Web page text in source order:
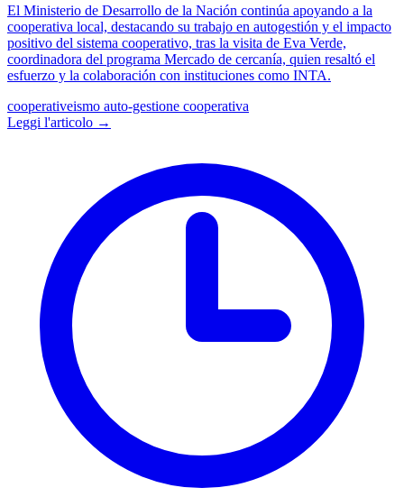
El Ministerio de Desarrollo de la Nación continúa apoyando a la
cooperativa local, destacando su trabajo en autogestión y el impacto
positivo del sistema cooperativo, tras la visita de Eva Verde,
coordinadora del programa Mercado de cercanía, quien resaltó el
esfuerzo y la colaboración con instituciones como INTA.
cooperativeismo auto-gestione cooperativa
Leggi l'articolo →